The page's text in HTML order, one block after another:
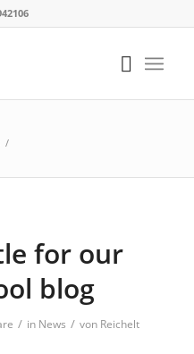
/
for our
blog
/ in News / von Reichelt